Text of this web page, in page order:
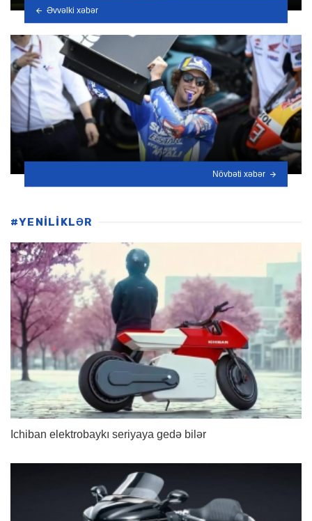
Əvvəlki xəbər
Növbəti xəbər
#YENİLİKLƏR
Ichiban elektrobaykı seriyaya gedə bilər